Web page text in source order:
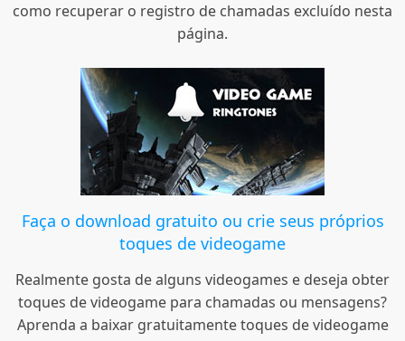
como recuperar o registro de chamadas excluído nesta
página.
Faça o download gratuito ou crie seus próprios
toques de videogame
Realmente gosta de alguns videogames e deseja obter
toques de videogame para chamadas ou mensagens?
Aprenda a baixar gratuitamente toques de videogame